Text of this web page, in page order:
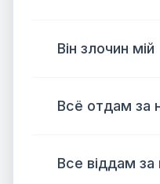
Він злочин мій
Всё отдам за
Все віддам за